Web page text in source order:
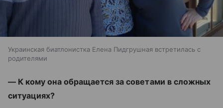
Украинская биатлонистка Елена Пидгрушная встретилась с
родителями
— К кому она обращается за советами в сложных
ситуациях?